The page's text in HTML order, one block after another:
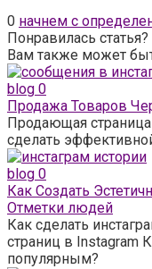
0 начнем с
Понравилась
Вам также может
blog 0
Продажа Товаров
Продающая
сделать
blog 0
Как Создать
Отметки людей
Как сделать
страниц в Instagram
популярным?